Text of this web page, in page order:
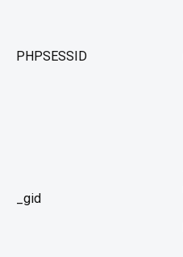
PHPSESSID
_gid